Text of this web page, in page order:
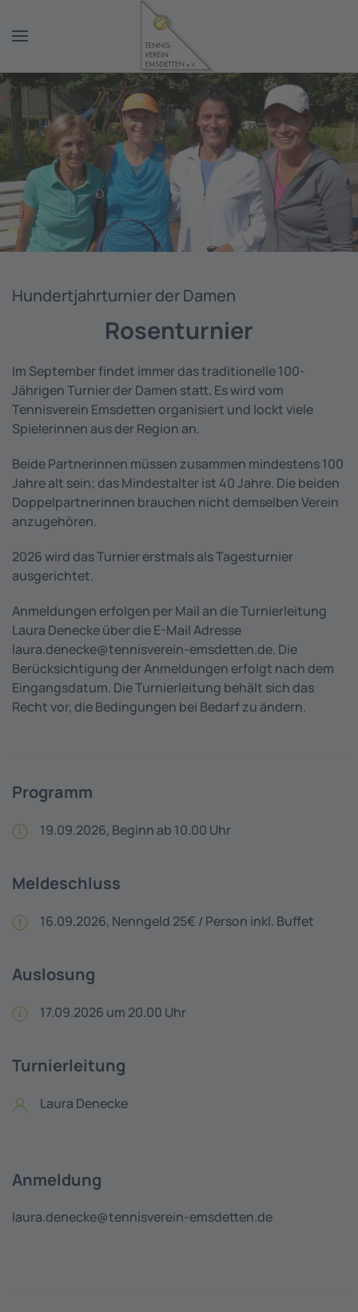
Zum Hauptinhalt springen
Hundertjahrturnier der Damen
Rosenturnier
Im September findet immer das traditionelle 100-
Jährigen Turnier der Damen statt. Es wird vom
Tennisverein Emsdetten organisiert und lockt viele
Spielerinnen aus der Region an.
Beide Partnerinnen müssen zusammen mindestens 100
Jahre alt sein; das Mindestalter ist 40 Jahre. Die beiden
Doppelpartnerinnen brauchen nicht demselben Verein
anzugehören.
2026 wird das Turnier erstmals als Tagesturnier
ausgerichtet.
Anmeldungen erfolgen per Mail an die Turnierleitung
Laura Denecke über die E-Mail Adresse
laura.denecke@tennisverein-emsdetten.de. Die
Berücksichtigung der Anmeldungen erfolgt nach dem
Eingangsdatum. Die Turnierleitung behält sich das
Recht vor, die Bedingungen bei Bedarf zu ändern.
Programm
19.09.2026, Beginn ab 10.00 Uhr
Meldeschluss
16.09.2026, Nenngeld 25€ / Person inkl. Buffet
Auslosung
17.09.2026 um 20.00 Uhr
Turnierleitung
Laura Denecke
Anmeldung
laura.denecke@tennisverein-emsdetten.de